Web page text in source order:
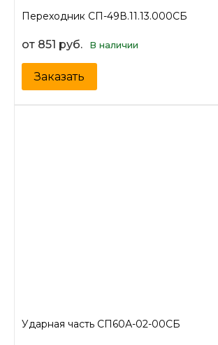
Переходник СП-49В.11.13.000СБ
от 851 руб. В наличии
Заказать
Ударная часть СП60А-02-00СБ